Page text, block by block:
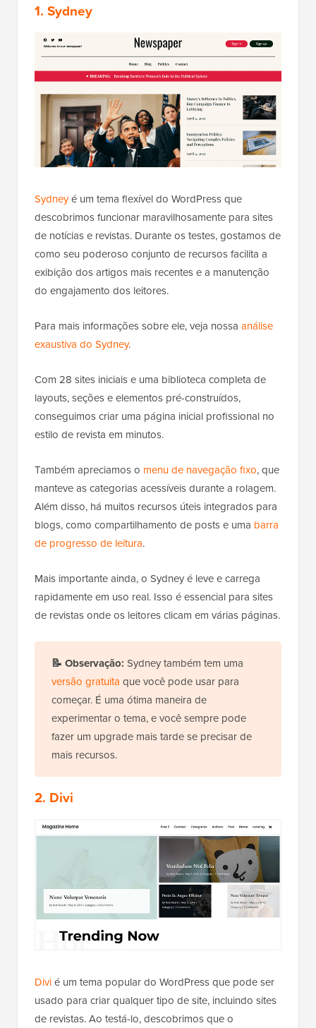
1. Sydney
Sydneyé um tema flexível do WordPress que
descobrimos funcionar maravilhosamente para sites
de notícias e revistas. Durante os testes, gostamos de
como seu poderoso conjunto de recursos facilita a
exibição dos artigos mais recentes e a manutenção
do engajamento dos leitores.
Para mais informações sobre ele, veja nossa análise
exaustiva do Sydney.
Com 28 sites iniciais e uma biblioteca completa de
layouts, seções e elementos pré-construídos,
conseguimos criar uma página inicial profissional no
estilo de revista em minutos.
Também apreciamos o menu de navegação fixo, que
manteve as categorias acessíveis durante a rolagem.
Além disso, há muitos recursos úteis integrados para
blogs, como compartilhamento de posts e uma barra
de progresso de leitura.
Mais importante ainda, o Sydney é leve e carrega
rapidamente em uso real. Isso é essencial para sites
de revistas onde os leitores clicam em várias páginas.
📝 Observação: Sydney também tem uma
versão gratuita que você pode usar para
começar. É uma ótima maneira de
experimentar o tema, e você sempre pode
fazer um upgrade mais tarde se precisar de
mais recursos.
2. Divi
Divié um tema popular do WordPress que pode ser
usado para criar qualquer tipo de site, incluindo sites
de revistas. Ao testá-lo, descobrimos que o